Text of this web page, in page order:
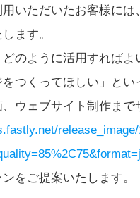
用いただいたお客様に
ます。
どのように活用すれば
をつくってほしい」と
ウェブサイト制作ま
をご提案いたします。